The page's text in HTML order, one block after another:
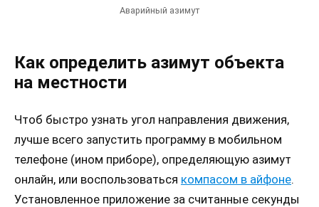
Аварийный азимут
Как определить азимут объекта
на местности
Чтоб быстро узнать угол направления движения,
лучше всего запустить программу в мобильном
телефоне (ином приборе), определяющую азимут
онлайн, или воспользоваться компасом в айфоне.
Установленное приложение за считанные секунды